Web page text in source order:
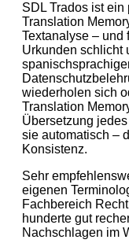
SDL Trados ist ein
Translation
Textanalyse – und
Urkunden schlicht
wiederholen sich
Translation
Übersetzung
sie automatisch –
Konsistenz.
Sehr
eigenen
Fachbereich
hunderte gut
Nachschlagen im